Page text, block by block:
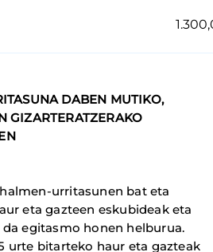
DABEN MUTIKO,
GIZARTERATZERAKO
urritasunen bat eta
eta gazteen eskubideak eta
egitasmo honen helburua.
urte bitarteko haur eta gazteak